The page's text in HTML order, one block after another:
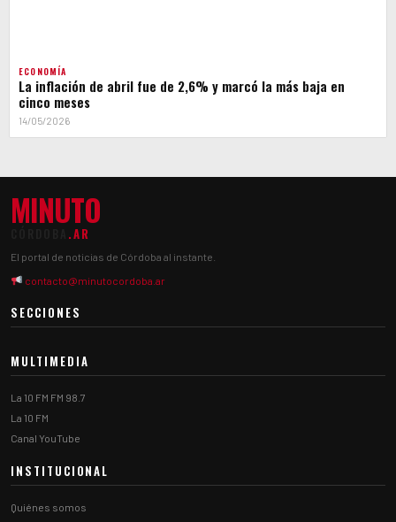
ECONOMÍA
La inflación de abril fue de 2,6% y marcó la más baja en
cinco meses
14/05/2026
MINUTO
.AR
El portal de noticias de Córdoba al instante.
contacto@minutocordoba.ar
SECCIONES
MULTIMEDIA
La 10 FM FM 98.7
La 10 FM
Canal YouTube
INSTITUCIONAL
Quiénes somos